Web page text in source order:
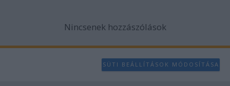
Nincsenek hozzászólások
SÜTI BEÁLLÍTÁSOK MÓDOSÍTÁSA